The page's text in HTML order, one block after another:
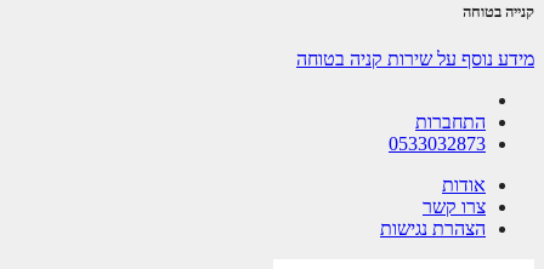
בטוחה
נוסף על שירות קניה בטוחה
התחברות
0533032873
אודות
צרו קשר
הצהרת נגישות